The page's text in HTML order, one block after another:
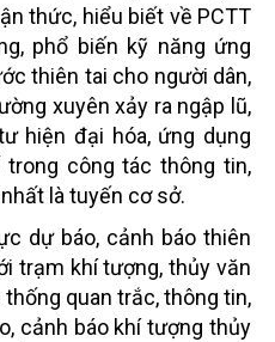
thức, hiểu biết về PCTT
phổ biến kỹ năng ứng
thiên tai cho người dân,
xuyên xảy ra ngập lũ,
hiện đại hóa, ứng dụng
công tác thông tin,
là tuyến cơ sở.
dự báo, cảnh báo thiên
trạm khí tượng, thủy văn
quan trắc, thông tin,
cảnh báo khí tượng thủy